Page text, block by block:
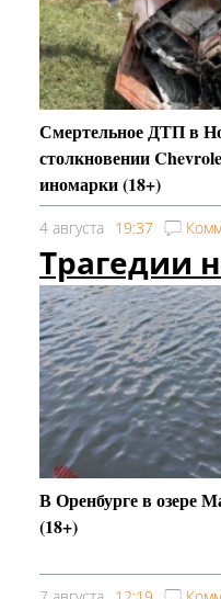
Смертельное ДТП в
столкновении
иномарки (18+)
4 августа 19:37
Трагедии
В Оренбурге в озере
(18+)